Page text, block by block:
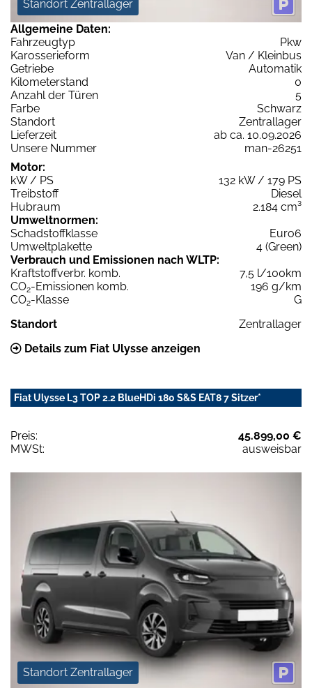
Standort Zentrallager
Allgemeine Daten:
Fahrzeugtyp
Pkw
Karosserieform
Van / Kleinbus
Getriebe
Automatik
Kilometerstand
0
Anzahl der Türen
5
Farbe
Schwarz
Standort
Zentrallager
Lieferzeit
ab ca. 10.09.2026
Unsere Nummer
man-26251
Motor:
kW / PS
132 kW / 179 PS
Treibstoff
Diesel
Hubraum
2.184 cm³
Umweltnormen:
Schadstoffklasse
Euro6
Umweltplakette
4 (Green)
Verbrauch und Emissionen nach WLTP:
Kraftstoffverbr. komb.
7,5 l/100km
CO2-Emissionen komb.
196 g/km
CO2-Klasse
G
Standort
Zentrallager
Details zum Fiat Ulysse anzeigen
Fiat Ulysse L3 TOP 2.2 BlueHDi 180 S&S EAT8 7 Sitzer*
Preis:
45.899,00 €
MWSt:
ausweisbar
Standort Zentrallager